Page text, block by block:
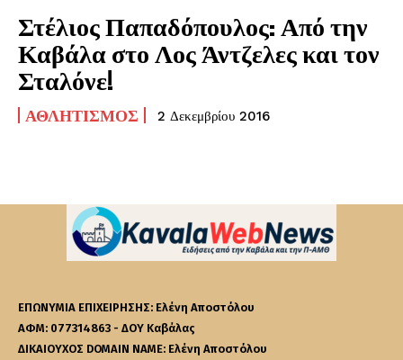
Στέλιος Παπαδόπουλος: Από την
Καβάλα στο Λος Άντζελες και τον
Σταλόνε!
ΑΘΛΗΤΙΣΜΌΣ 2 Δεκεμβρίου 2016
ΕΠΩΝΥΜΙΑ ΕΠΙΧΕΙΡΗΣΗΣ: Ελένη Αποστόλου
ΑΦΜ: 077314863 - ΔΟΥ Καβάλας
ΔΙΚΑΙΟΥΧΟΣ DOMAIN NAME: Ελένη Αποστόλου